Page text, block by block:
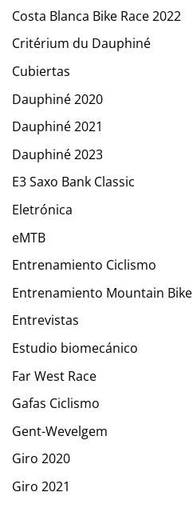
Costa Blanca Bike Race 2022
Critérium du Dauphiné
Cubiertas
Dauphiné 2020
Dauphiné 2021
Dauphiné 2023
E3 Saxo Bank Classic
Eletrónica
eMTB
Entrenamiento Ciclismo
Entrenamiento Mountain Bike
Entrevistas
Estudio biomecánico
Far West Race
Gafas Ciclismo
Gent-Wevelgem
Giro 2020
Giro 2021